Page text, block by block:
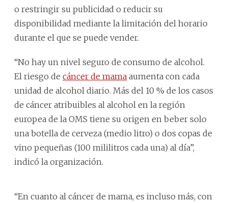
o restringir su publicidad o reducir su
disponibilidad mediante la limitación del horario
durante el que se puede vender.
“No hay un nivel seguro de consumo de alcohol.
El riesgo de cáncer de mama aumenta con cada
unidad de alcohol diario. Más del 10 % de los casos
de cáncer atribuibles al alcohol en la región
europea de la OMS tiene su origen en beber solo
una botella de cerveza (medio litro) o dos copas de
vino pequeñas (100 mililitros cada una) al día”,
indicó la organización.
“En cuanto al cáncer de mama, es incluso más, con